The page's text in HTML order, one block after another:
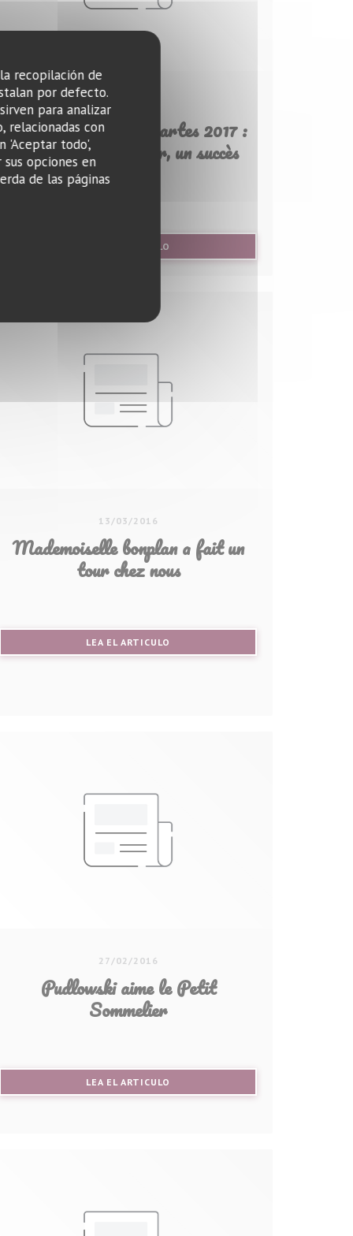
recopilación de
por defecto.
para analizar
relacionadas con
'Aceptar todo',
opciones en
de las páginas
Gagnant Tour des Cartes 2017 :
Le Petit Sommelier, un succès
discret
LEA EL ARTICULO
13/03/2016
Mademoiselle bonplan a fait un
tour chez nous
LEA EL ARTICULO
27/02/2016
Pudlowski aime le Petit
Sommelier
LEA EL ARTICULO